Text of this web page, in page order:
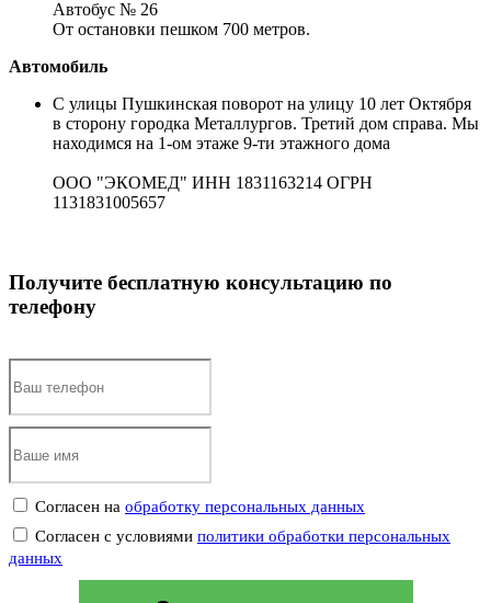
Автобус № 26
От остановки пешком 700 метров.
Автомобиль
С улицы Пушкинская поворот на улицу 10 лет Октября
в сторону городка Металлургов. Третий дом справа. Мы
находимся на 1-ом этаже 9-ти этажного дома
ООО "ЭКОМЕД" ИНН 1831163214 ОГРН
1131831005657
Получите бесплатную консультацию по
телефону
Согласен на обработку персональных данных
Согласен с условиями политики обработки персональных
данных